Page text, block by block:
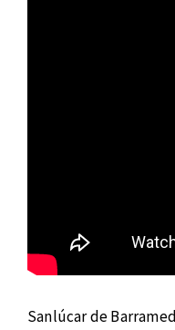
Sanlúcar de